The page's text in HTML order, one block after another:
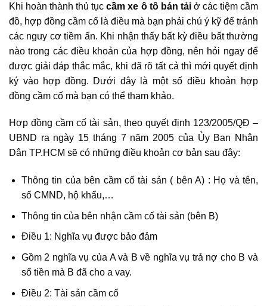
Khi hoàn thành thủ tụccầm xe ô tô bán tảiở các tiệm cầm
đồ, hợp đồng cầm cố là điều mà bạn phải chú ý kỹ để tránh
các nguy cơ tiềm ẩn. Khi nhận thấy bất kỳ điều bất thường
nào trong các điều khoản của hợp đồng, nên hỏi ngay để
được giải đáp thắc mắc, khi đã rõ tất cả thì mới quyết định
ký vào hợp đồng. Dưới đây là một số điều khoản hợp
đồng cầm cố mà bạn có thể tham khảo.
Hợp đồng cầm cố tài sản, theo quyết định 123/2005/QĐ –
UBND ra ngày 15 tháng 7 năm 2005 của Ủy Ban Nhân
Dân TP.HCM sẽ có những điều khoản cơ bản sau đây:
Thông tin của bên cầm cố tài sản ( bên A) : Họ và tên,
số CMND, hộ khẩu,…
Thông tin của bên nhận cầm cố tài sản (bên B)
Điều 1: Nghĩa vụ được bảo đảm
Gồm 2 nghĩa vụ của A và B về nghĩa vụ trả nợ cho B và
số tiền mà B đã cho a vay.
Điều 2: Tài sản cầm cố